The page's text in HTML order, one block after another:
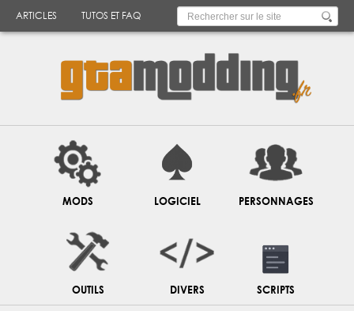
ARTICLES TUTOS ET FAQ
MODS LOGICIEL PERSONNAGES
OUTILS DIVERS SCRIPTS